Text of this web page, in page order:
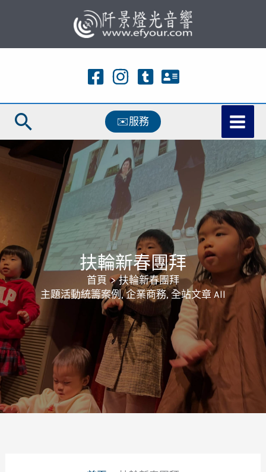
主
容
搜
尋
✉️服務
扶輪新春團拜
首頁
扶輪新春團拜
主題活動統籌案例,企業商務,全站文章 All